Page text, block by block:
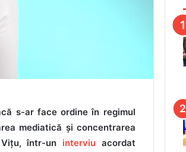
s-ar face ordine în regimul
mediatică și concentrarea
într-un interviu acordat